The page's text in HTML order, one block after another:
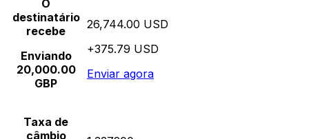
O
destinatário
recebe
Enviando
20,000.00
GBP
26,744.00 USD
+375.79 USD
Enviar agora
Taxa de
câmbio